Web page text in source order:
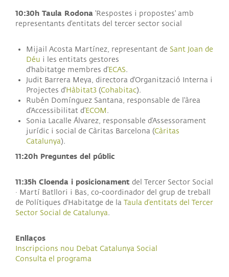
10:30h Taula Rodona 'Respostes i propostes' amb
representants d’entitats del tercer sector social
Mijail Acosta Martínez, representant de Sant Joan de
Déu i les entitats gestores
d’habitatge membres d’ECAS.
Judit Barrera Meya, directora d'Organització Interna i
Projectes d'Hàbitat3 (Cohabitac).
Rubén Domínguez Santana, responsable de l'àrea
d'Accessibilitat d’ECOM .
Sonia Lacalle Álvarez, responsable d’Assessorament
jurídic i social de Càritas Barcelona (Càritas
Catalunya).
11:20h Preguntes del públic
11:35h Cloenda i posicionament del Tercer Sector Social
· Martí Batllori i Bas, co-coordinador del grup de treball
de Polítiques d’Habitatge de la Taula d’entitats del Tercer
Sector Social de Catalunya.
Enllaços
Inscripcions nou Debat Catalunya Social
Consulta el programa